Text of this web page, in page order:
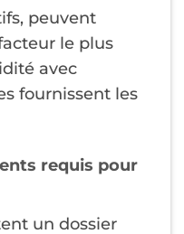
peuvent
le plus
avec
fournissent les
requis pour
un dossier